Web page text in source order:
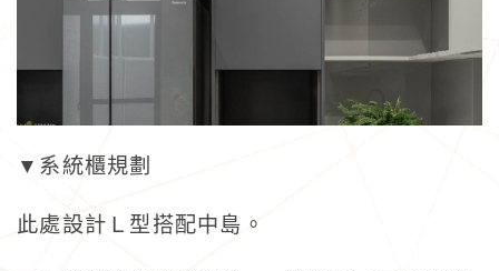
▼系統櫃規劃
此處設計Ｌ型搭配中島。